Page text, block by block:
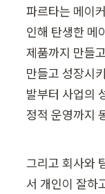
파르타는 메이
인해 탄생한 메
제품까지 만들
만들고 성장시
발부터 사업의
정적 운영까지
그리고 회사와
서 개인이 잘하